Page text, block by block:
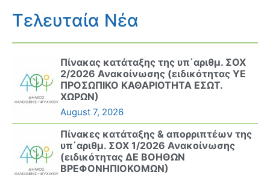
Τελευταία Νέα
Πίνακας κατάταξης της υπ΄αριθμ. ΣΟΧ
2/2026 Ανακοίνωσης (ειδικότητας ΥΕ
ΠΡΟΣΩΠΙΚΟ ΚΑΘΑΡΙΟΤΗΤΑ ΕΣΩΤ.
ΧΩΡΩΝ)
August 7, 2026
Πίνακες κατάταξης & απορριπτέων της
υπ΄αριθμ. ΣΟΧ 1/2026 Ανακοίνωσης
(ειδικότητας ΔΕ ΒΟΗΘΩΝ
ΒΡΕΦΟΝΗΠΙΟΚΟΜΩΝ)